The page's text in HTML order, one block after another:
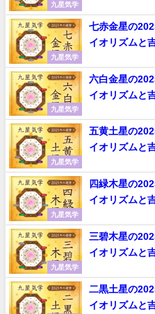
九星気学
九星気学
七赤金星の
イオリズムと
九星気学
六白金星の
イオリズムと
九星気学
五黄土星の
イオリズムと
九星気学
四緑木星の
イオリズムと
九星気学
三碧木星の
イオリズムと
二黒土星の
イオリズムと